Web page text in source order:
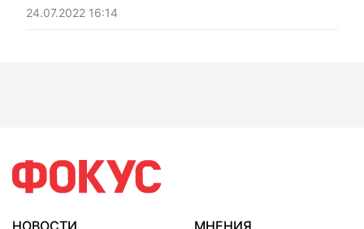
24.07.2022 16:14
НОВОСТИ
МНЕНИЯ